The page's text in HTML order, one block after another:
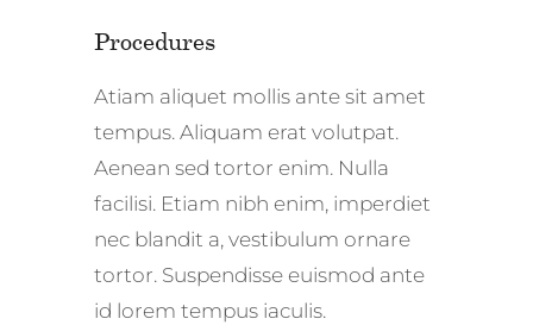
Procedures
Atiam aliquet mollis ante sit amet
tempus. Aliquam erat volutpat.
Aenean sed tortor enim. Nulla
facilisi. Etiam nibh enim, imperdiet
nec blandit a, vestibulum ornare
tortor. Suspendisse euismod ante
id lorem tempus iaculis.